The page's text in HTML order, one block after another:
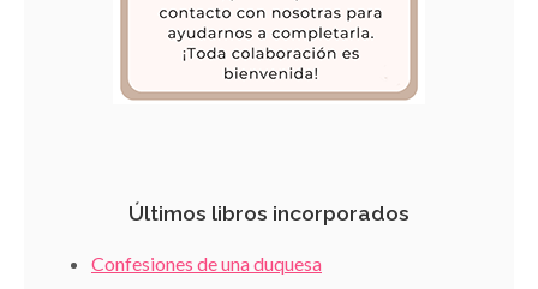
Últimos libros incorporados
Confesiones de una duquesa